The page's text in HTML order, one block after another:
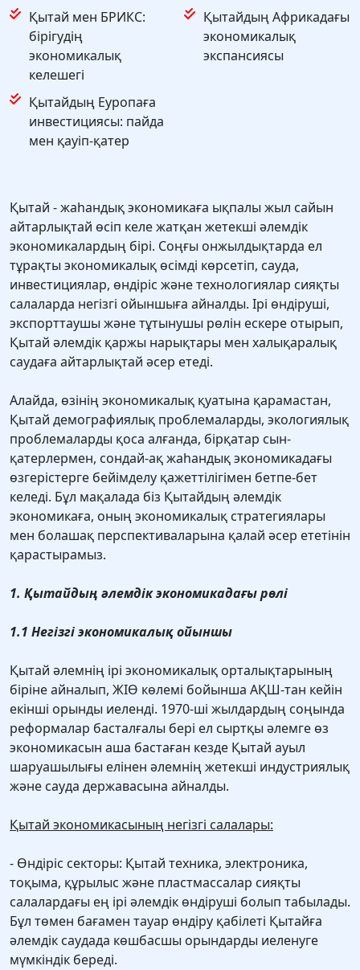
Қытай мен БРИКС:
бірігудің
экономикалық
келешегі
Қытайдың Африкадағы
экономикалық
экспансиясы
Қытайдың Еуропаға
инвестициясы: пайда
мен қауіп-қатер
Қытай - жаһандық экономикаға ықпалы жыл сайын
айтарлықтай өсіп келе жатқан жетекші әлемдік
экономикалардың бірі. Соңғы онжылдықтарда ел
тұрақты экономикалық өсімді көрсетіп, сауда,
инвестициялар, өндіріс және технологиялар сияқты
салаларда негізгі ойыншыға айналды. Ірі өндіруші,
экспорттаушы және тұтынушы рөлін ескере отырып,
Қытай әлемдік қаржы нарықтары мен халықаралық
саудаға айтарлықтай әсер етеді.
Алайда, өзінің экономикалық қуатына қарамастан,
Қытай демографиялық проблемаларды, экологиялық
проблемаларды қоса алғанда, бірқатар сын-
қатерлермен, сондай-ақ жаһандық экономикадағы
өзгерістерге бейімделу қажеттілігімен бетпе-бет
келеді. Бұл мақалада біз Қытайдың әлемдік
экономикаға, оның экономикалық стратегиялары
мен болашақ перспективаларына қалай әсер ететінін
қарастырамыз.
1. Қытайдың әлемдік экономикадағы рөлі
1.1 Негізгі экономикалық ойыншы
Қытай әлемнің ірі экономикалық орталықтарының
біріне айналып, ЖІӨ көлемі бойынша АҚШ-тан кейін
екінші орынды иеленді. 1970-ші жылдардың соңында
реформалар басталғалы бері ел сыртқы әлемге өз
экономикасын аша бастаған кезде Қытай ауыл
шаруашылығы елінен әлемнің жетекші индустриялық
және сауда державасына айналды.
Қытай экономикасының негізгі салалары:
- Өндіріс секторы: Қытай техника, электроника,
тоқыма, құрылыс және пластмассалар сияқты
салалардағы ең ірі әлемдік өндіруші болып табылады.
Бұл төмен бағамен тауар өндіру қабілеті Қытайға
әлемдік саудада көшбасшы орындарды иеленуге
мүмкіндік береді.